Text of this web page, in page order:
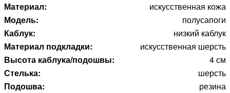
Материал:
искусственная кожа
Модель:
полусапоги
Каблук:
низкий каблук
Материал подкладки:
искусственная шерсть
Высота каблука/подошвы:
4 см
Стелька:
шерсть
Подошва:
резина